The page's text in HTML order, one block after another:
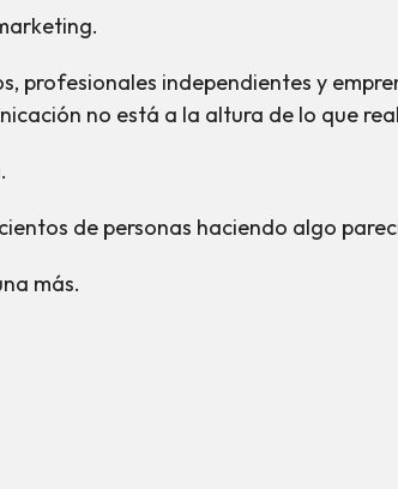
profesionales independientes y
no está a la altura de lo que
de personas haciendo algo
más.